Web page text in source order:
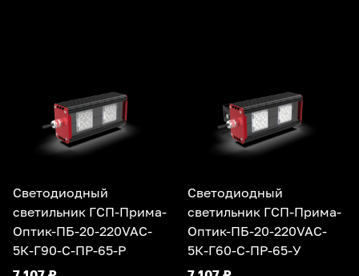
Светодиодный
светильник ГСП-Прима-
Оптик-ПБ-20-220VAC-
5К-Г90-С-ПР-65-Р
Светодиодный
светильник ГСП-Прима-
Оптик-ПБ-20-220VAC-
5К-Г60-С-ПР-65-У